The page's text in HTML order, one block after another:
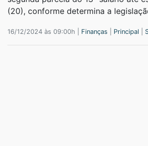
(20), conforme determina a
16/12/2024 às 09:00h | Finanças Principal